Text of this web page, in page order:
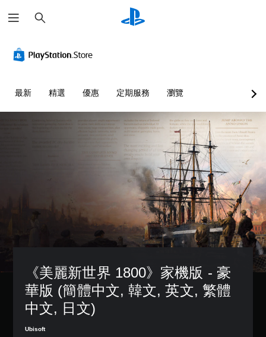
尋
最新 精選 優惠 定期服務 瀏覽
《美麗新世界 1800》家機版 - 豪
華版 (簡體中文, 韓文, 英文, 繁體
中文, 日文)
Ubisoft